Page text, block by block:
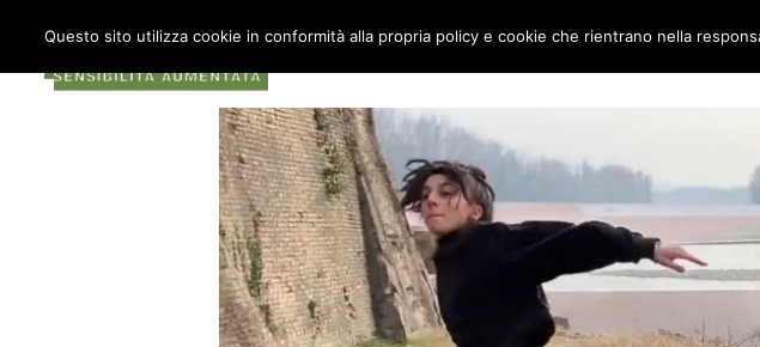
COS’È METABOX
Questo sito utilizza cookie in conformità alla propria policy e cookie che rientrano nella